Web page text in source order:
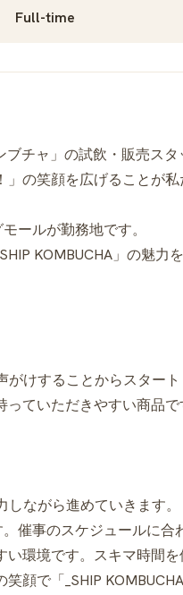
Full-time
チャ」の試飲・販売ス
の笑顔を広げることが私
ールが勤務地です。
KOMBUCHA」の魅力
けすることからスター
ていただきやすい商品で
ながら進めていきます。
催事のスケジュールに合
環境です。スキマ時間
顔で「_SHIP